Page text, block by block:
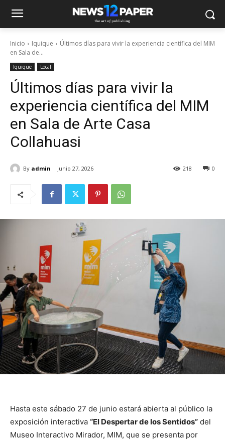
Inicio Iquique
Últimos días para vivir la experiencia científica del MIM
en Sala de...
Iquique Local
Últimos días para vivir la
experiencia científica del MIM
en Sala de Arte Casa
Collahuasi
By admin junio 27, 2026 0
218
Hasta este sábado 27 de junio estará abierta al público la
exposición interactiva “El Despertar de los Sentidos” del
Museo Interactivo Mirador, MIM, que se presenta por